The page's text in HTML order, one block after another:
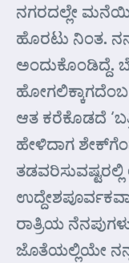
ನಗರದಲ್ಲೇ
ಹೊರಟು ನಿಂತ.
ಅಂದುಕೊಂಡಿದ್ದೆ.
ಆತ ಕರೆಕೊಡದೆ
ಹೇಳಿದಾಗ
ರಾತ್ರಿಯ
ಜೊತೆಯಲ್ಲಿಯೇ